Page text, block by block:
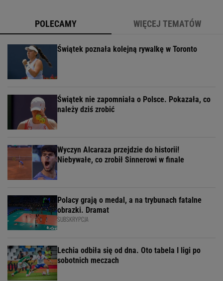
POLECAMY WIĘCEJ TEMATÓW
Świątek poznała kolejną rywalkę w Toronto
Świątek nie zapomniała o Polsce. Pokazała, co
należy dziś zrobić
Wyczyn Alcaraza przejdzie do historii!
Niebywałe, co zrobił Sinnerowi w finale
Polacy grają o medal, a na trybunach fatalne
obrazki. Dramat
SUBSKRYPCJA
Lechia odbiła się od dna. Oto tabela I ligi po
sobotnich meczach